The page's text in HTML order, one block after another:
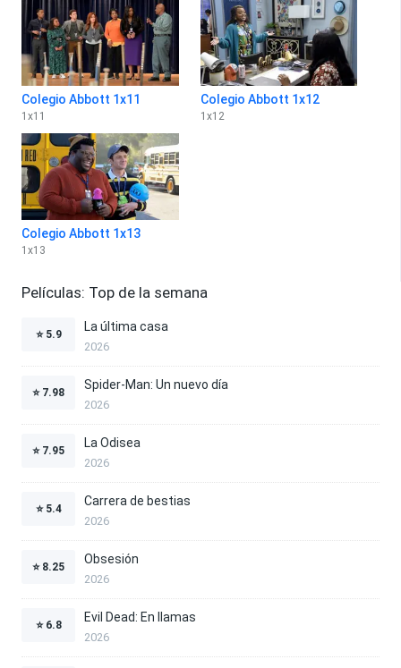
Colegio Abbott 1x11
1 x11
Colegio Abbott 1x12
1 x12
Colegio Abbott 1x13
1 x13
Películas: Top de la semana
⭐ 5.9
La última casa
2026
⭐ 7.98
Spider-Man: Un nuevo día
2026
⭐ 7.95
La Odisea
2026
⭐ 5.4
Carrera de bestias
2026
⭐ 8.25
Obsesión
2026
⭐ 6.8
Evil Dead: En llamas
2026